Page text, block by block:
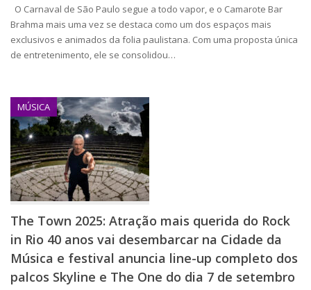
O Carnaval de São Paulo segue a todo vapor, e o Camarote Bar
Brahma mais uma vez se destaca como um dos espaços mais
exclusivos e animados da folia paulistana. Com uma proposta única
de entretenimento, ele se consolidou…
MÚSICA
The Town 2025: Atração mais querida do Rock
in Rio 40 anos vai desembarcar na Cidade da
Música e festival anuncia line-up completo dos
palcos Skyline e The One do dia 7 de setembro